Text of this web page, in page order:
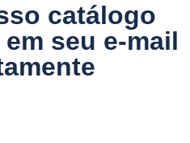
catálogo
seu e-mail